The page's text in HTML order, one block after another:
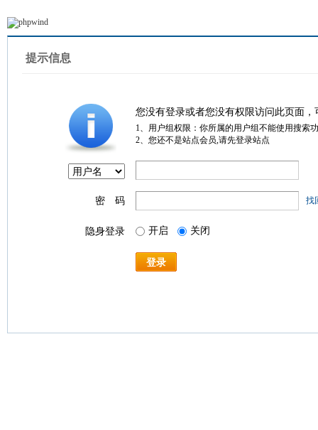
提示信息
您没有登录或者您没有权限访问此页面
1、用户组权限：你所属的用户组不能使用搜索
2、您还不是站点会员,请先登录站点
密 码 找
隐身登录 开启 关闭
登录